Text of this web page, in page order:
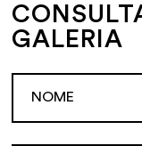
GALERIA